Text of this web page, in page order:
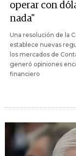
operar con
nada"
Una resolución de la
establece nuevas
los mercados de
generó opiniones
financiero